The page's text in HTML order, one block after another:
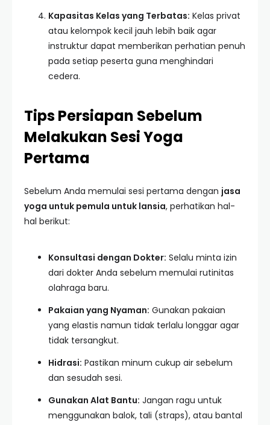
Kapasitas Kelas yang Terbatas: Kelas privat
atau kelompok kecil jauh lebih baik agar
instruktur dapat memberikan perhatian penuh
pada setiap peserta guna menghindari
cedera.
Tips Persiapan Sebelum
Melakukan Sesi Yoga
Pertama
Sebelum Anda memulai sesi pertama dengan jasa
yoga untuk pemula untuk lansia, perhatikan hal-
hal berikut:
Konsultasi dengan Dokter: Selalu minta izin
dari dokter Anda sebelum memulai rutinitas
olahraga baru.
Pakaian yang Nyaman: Gunakan pakaian
yang elastis namun tidak terlalu longgar agar
tidak tersangkut.
Hidrasi: Pastikan minum cukup air sebelum
dan sesudah sesi.
Gunakan Alat Bantu: Jangan ragu untuk
menggunakan balok, tali (straps), atau bantal